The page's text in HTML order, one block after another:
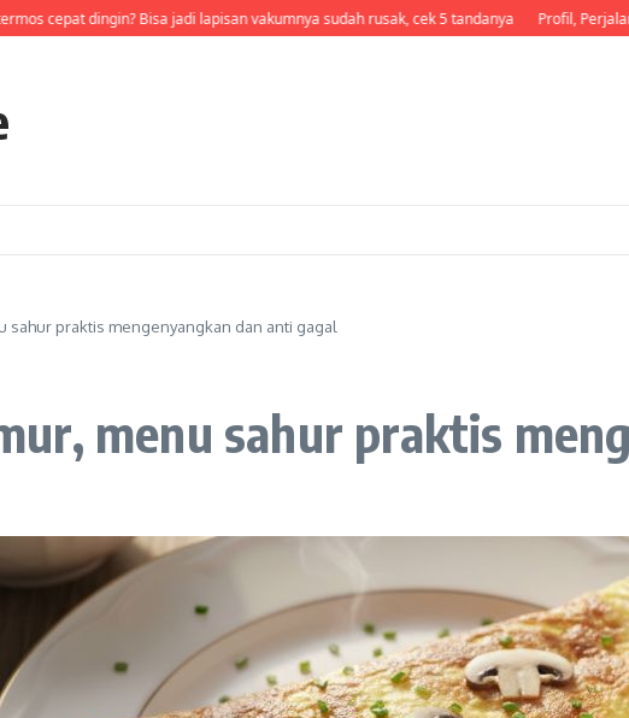
cepat dingin? Bisa jadi lapisan vakumnya sudah rusak, cek 5 tandanya Profil, Perjalanan
sahur praktis mengenyangkan dan anti gagal
menu sahur praktis